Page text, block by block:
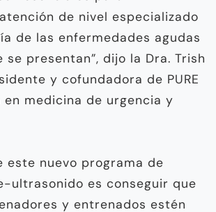
de nivel especializado
de las enfermedades agudas
se presentan”, dijo la Dra. Trish
y cofundadora de PURE
medicina de urgencia y
este nuevo programa de
ultrasonido es conseguir que
y entrenados estén